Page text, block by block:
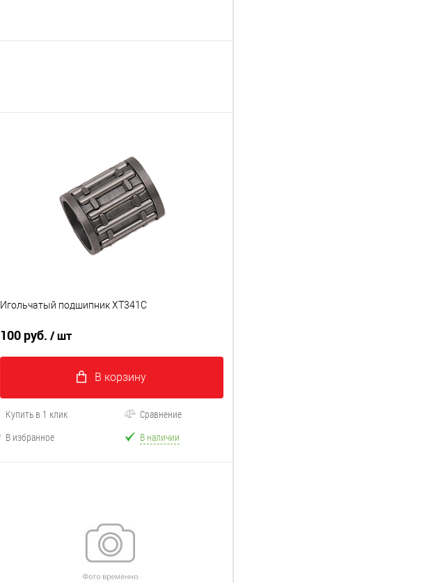
Игольчатый подшипник XT341C
100 руб. / шт
В корзину
Купить в 1 клик
Сравнение
В избранное
В наличии